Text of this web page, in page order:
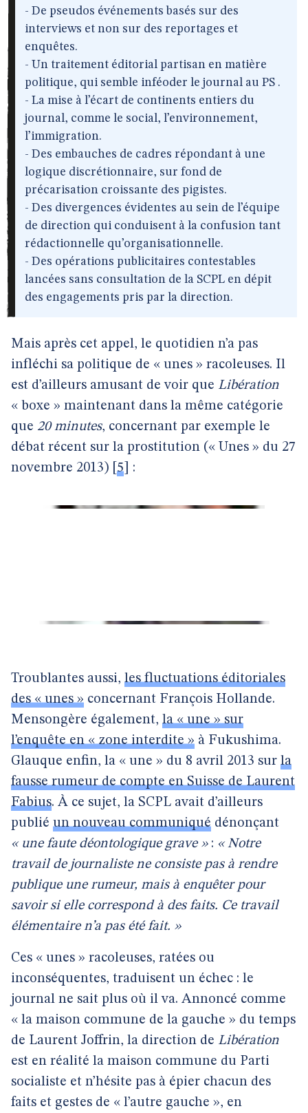
- De pseudos événements basés sur des
interviews et non sur des reportages et
enquêtes.
- Un traitement éditorial partisan en matière
politique, qui semble inféoder le journal au PS .
- La mise à l’écart de continents entiers du
journal, comme le social, l’environnement,
l’immigration.
- Des embauches de cadres répondant à une
logique discrétionnaire, sur fond de
précarisation croissante des pigistes.
- Des divergences évidentes au sein de l’équipe
de direction qui conduisent à la confusion tant
rédactionnelle qu’organisationnelle.
- Des opérations publicitaires contestables
lancées sans consultation de la SCPL en dépit
des engagements pris par la direction.
Mais après cet appel, le quotidien n’a pas
infléchi sa politique de « unes » racoleuses. Il
est d’ailleurs amusant de voir que Libération
« boxe » maintenant dans la même catégorie
que 20 minutes, concernant par exemple le
débat récent sur la prostitution (« Unes » du 27
novembre 2013) 5 :
Troublantes aussi, les fluctuations éditoriales
des « unes » concernant François Hollande.
Mensongère également, la « une » sur
l’enquête en « zone interdite » à Fukushima.
Glauque enfin, la « une » du 8 avril 2013 sur la
fausse rumeur de compte en Suisse de Laurent
Fabius. À ce sujet, la SCPL avait d’ailleurs
publié un nouveau communiqué dénonçant
« une faute déontologique grave »: « Notre
travail de journaliste ne consiste pas à rendre
publique une rumeur, mais à enquêter pour
savoir si elle correspond à des faits. Ce travail
élémentaire n’a pas été fait. »
Ces « unes » racoleuses, ratées ou
inconséquentes, traduisent un échec : le
journal ne sait plus où il va. Annoncé comme
« la maison commune de la gauche » du temps
de Laurent Joffrin, la direction de Libération
est en réalité la maison commune du Parti
socialiste et n’hésite pas à épier chacun des
faits et gestes de « l’autre gauche », en